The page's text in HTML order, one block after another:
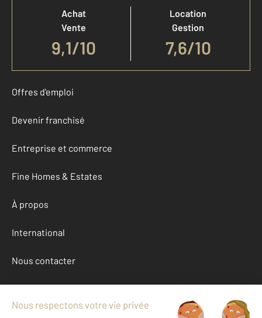
Achat
Vente
9,1/10
Location
Gestion
7,6/10
Offres d'emploi
Devenir franchisé
Entreprise et commerce
Fine Homes & Estates
À propos
International
Nous contacter
Mentions légales & CGU et Barèmes d'honoraires